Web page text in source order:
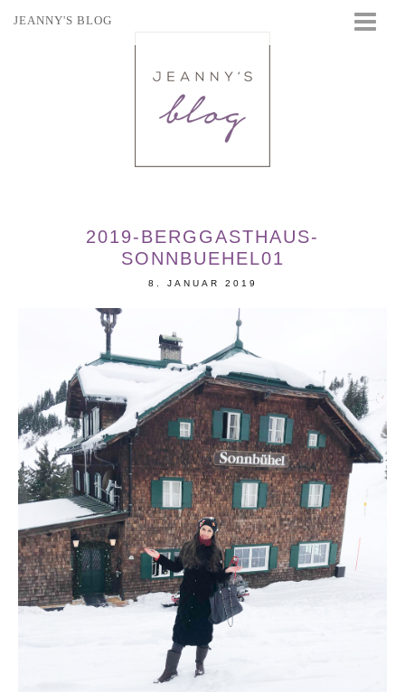
JEANNY'S BLOG
2019-BERGGASTHAUS-
SONNBUEHEL01
8. JANUAR 2019